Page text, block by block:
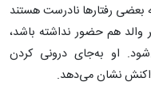
بعضی رفتارها نادرست هستند
هم حضور نداشته باشد،
او به‌جای درونی کردن
نشان می‌دهد.